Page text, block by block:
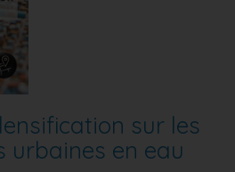
sur les
urbaines en eau